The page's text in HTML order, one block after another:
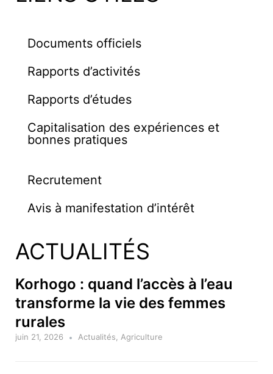
Documents officiels
Rapports d’activités
Rapports d’études
Capitalisation des expériences et
bonnes pratiques
Recrutement
Avis à manifestation d’intérêt
ACTUALITÉS
Korhogo : quand l’accès à l’eau
transforme la vie des femmes
rurales
juin 21, 2026 Actualités, Agriculture